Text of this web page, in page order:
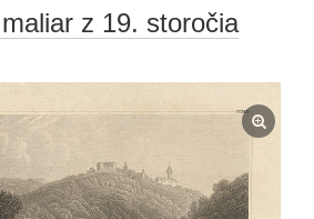
z 19. storočia